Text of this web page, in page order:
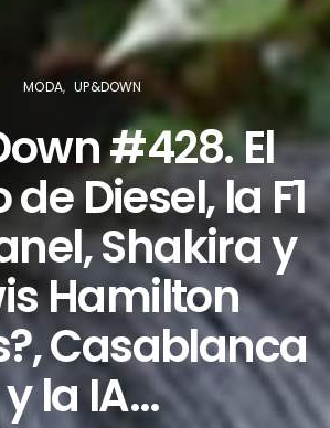
MODA UP&DOWN
#428. El
Diesel, la F1
Shakira y
Hamilton
Casablanca
y la IA…